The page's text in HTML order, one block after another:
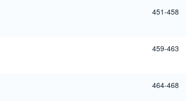
451-458
459-463
464-468